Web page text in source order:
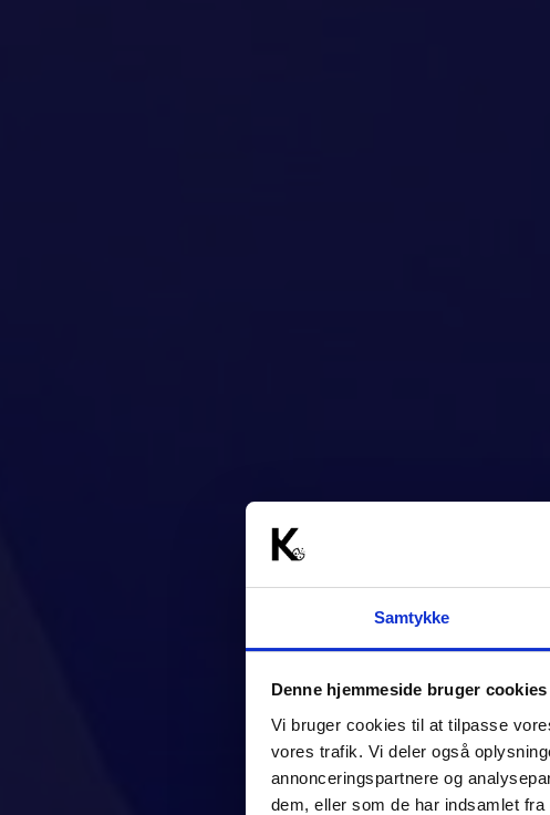
Samtykke
Denne hjemmeside bruger cookies
Vi bruger cookies til at tilpasse
vores trafik. Vi deler også
annonceringspartnere og
dem, eller som de har indsamlet